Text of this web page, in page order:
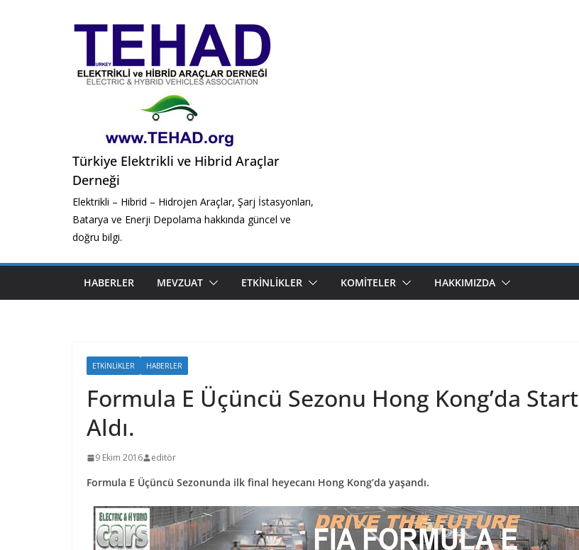
Türkiye Elektrikli ve Hibrid Araçlar
Derneği
Elektrikli – Hibrid – Hidrojen Araçlar, Şarj İstasyonları,
Batarya ve Enerji Depolama hakkında güncel ve
doğru bilgi.
HABERLER MEVZUAT ETKINLIKLER KOMITELER HAKKIMIZDA
ETKINLIKLER HABERLER
Formula E Üçüncü Sezonu Hong Kong’da Start
Aldı.
9 Ekim 2016 editör
Formula E Üçüncü Sezonunda ilk final heyecanı Hong Kong’da yaşandı.